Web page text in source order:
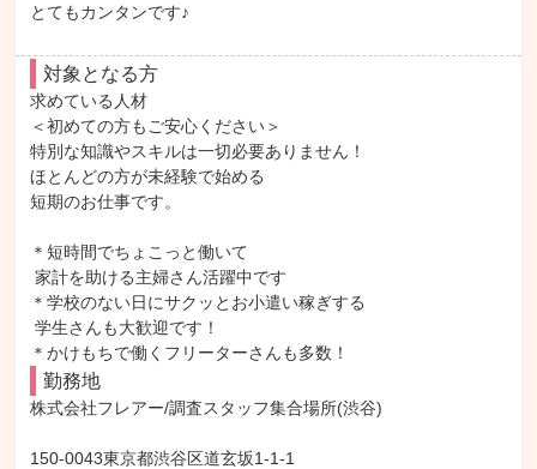
とてもカンタンです♪
対象となる方
求めている人材
＜初めての方もご安心ください＞
特別な知識やスキルは一切必要ありません！
ほとんどの方が未経験で始める
短期のお仕事です。
＊短時間でちょこっと働いて
＊学校のない日にサクッとお小遣い稼ぎする
＊かけもちで働くフリーターさんも多数！
勤務地
株式会社フレアー/調査スタッフ集合場所(渋谷)
150-0043東京都渋谷区道玄坂1-1-1